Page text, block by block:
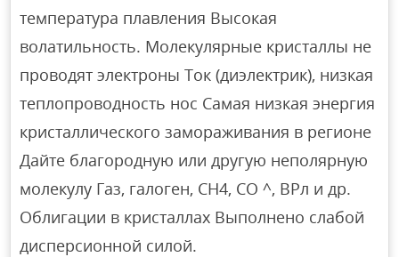
температура плавления Высокая
волатильность. Молекулярные кристаллы не
проводят электроны Ток (диэлектрик), низкая
теплопроводность нос Самая низкая энергия
кристаллического замораживания в регионе
Дайте благородную или другую неполярную
молекулу Газ, галоген, СН4, СО ^, ВРл и др.
Облигации в кристаллах Выполнено слабой
дисперсионной силой.